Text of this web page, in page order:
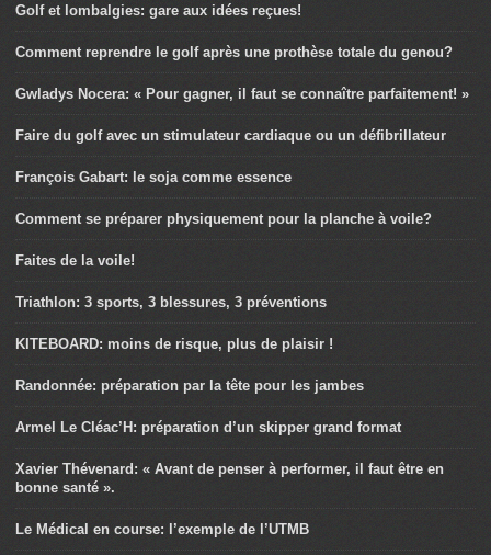
Golf et lombalgies: gare aux idées reçues!
Comment reprendre le golf après une prothèse totale du genou?
Gwladys Nocera: « Pour gagner, il faut se connaître parfaitement! »
Faire du golf avec un stimulateur cardiaque ou un défibrillateur
François Gabart: le soja comme essence
Comment se préparer physiquement pour la planche à voile?
Faites de la voile!
Triathlon: 3 sports, 3 blessures, 3 préventions
KITEBOARD: moins de risque, plus de plaisir !
Randonnée: préparation par la tête pour les jambes
Armel Le Cléac’H: préparation d’un skipper grand format
Xavier Thévenard: « Avant de penser à performer, il faut être en
bonne santé ».
Le Médical en course: l’exemple de l’UTMB